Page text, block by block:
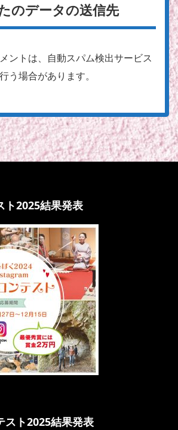
のデータの送信先
ントは、自動スパム検出サービス
う場合があります。
ト2025結果発表
スト2025結果発表